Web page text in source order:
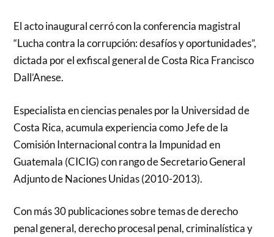
El acto inaugural cerró con la conferencia magistral
“Lucha contra la corrupción: desafíos y oportunidades”,
dictada por el exfiscal general de Costa Rica Francisco
Dall’Anese.
Especialista en ciencias penales por la Universidad de
Costa Rica, acumula experiencia como Jefe de la
Comisión Internacional contra la Impunidad en
Guatemala (CICIG) con rango de Secretario General
Adjunto de Naciones Unidas (2010-2013).
Con más 30 publicaciones sobre temas de derecho
penal general, derecho procesal penal, criminalística y